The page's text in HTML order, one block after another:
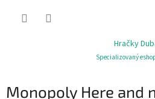
Hračky
Specializovaný
Monopoly Here and